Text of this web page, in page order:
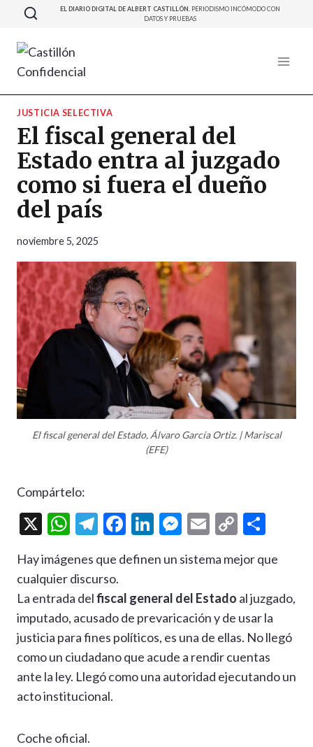
Saltar
contenido
EL DIARIO DIGITAL DE ALBERT CASTILLÓN. PERIODISMO INCÓMODO CON
DATOS Y PRUEBAS
JUSTICIA SELECTIVA
El fiscal general del
Estado entra al juzgado
como si fuera el dueño
del país
noviembre 5, 2025
El fiscal general del Estado, Álvaro García Ortiz. | Mariscal
(EFE)
Compártelo:
X
W
at
s
A
p
p
T
e
gr
a
m
F
e
b
o
o
k
Li
ke
dI
n
M
se
n
g
er
E
ai
l
C
p
y
Li
n
k
m
p
ar
ti
r
Hay imágenes que definen un sistema mejor que
cualquier discurso.
La entrada delfiscal general del Estado al juzgado,
imputado, acusado de prevaricación y de usar la
justicia para fines políticos, es una de ellas. No llegó
como un ciudadano que acude a rendir cuentas
ante la ley. Llegó como una autoridad ejecutando un
acto institucional.
Coche oficial.